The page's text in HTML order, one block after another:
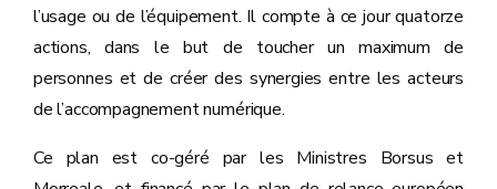
l’usage ou de l’équipement. Il compte à ce jour quatorze
actions, dans le but de toucher un maximum de
personnes et de créer des synergies entre les acteurs
de l’accompagnement numérique.
Ce plan est co-géré par les Ministres Borsus et